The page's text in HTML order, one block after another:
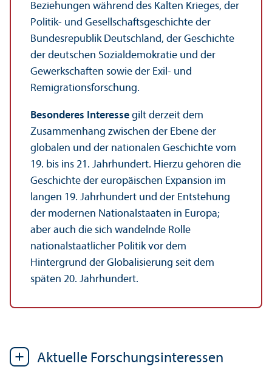
Beziehungen während des Kalten Krieges, der
Politik- und Gesellschafts­geschichte der
Bundes­republik Deutschland, der Geschichte
der deutschen Sozialdemokratie und der
Gewerkschaften sowie der Exil- und
Remigrations­forschung.
Besonderes Interesse gilt derzeit dem
Zusammenhang zwischen der Ebene der
globalen und der nationalen Geschichte vom
19. bis ins 21. Jahrhundert. Hierzu gehören die
Geschichte der europäischen Expansion im
langen 19. Jahrhundert und der Entstehung
der modernen Nationalstaaten in Europa;
aber auch die sich wandelnde Rolle
nationalstaatlicher Politik vor dem
Hintergrund der Globalisierung seit dem
späten 20. Jahrhundert.
Aktuelle Forschungs­interessen